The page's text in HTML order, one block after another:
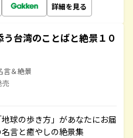
詳細を見る
う台湾のことばと絶景１０
言＆絶景
売
球の歩き方」があなたにお届
言と癒やしの絶景集